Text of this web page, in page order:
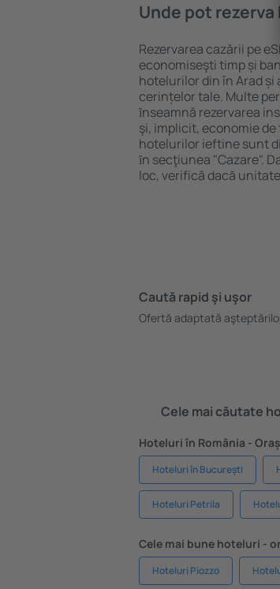
Unde pot rezerva
Rezervarea cazării pe
economiseşti timp și
hotelurilor din în Arad și
cerințelor tale. Multe
ȋnseamnă rezervarea
şi, implicit, economie
hotelurilor ieftine sunt
ȋn secţiunea "Cazare".
loc, verifică dacă
Caută rapid şi uşor
Ofertă adaptată
Cele mai căutate
Hoteluri în România -
Hoteluri în București
Hoteluri Petrila
Cele mai bune hoteluri -
Hoteluri Piozzo